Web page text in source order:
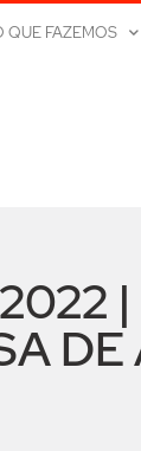
QUE FAZEMOS